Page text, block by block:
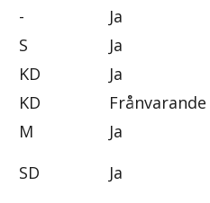
- Ja
S Ja
KD Ja
KD Frånvarande
M Ja
SD Ja